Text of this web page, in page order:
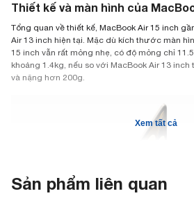
Thiết kế và màn hình của
Tổng quan về thiết kế, MacBook Air 15 inch
Air 13 inch hiện tại. Mặc dù kích thước màn
15 inch vẫn rất mỏng nhẹ, có độ mỏng chỉ
khoảng 1.4kg, nếu so với MacBook Air 13
và nặng hơn 200g.
Xem tất cả
Sản phẩm liên quan